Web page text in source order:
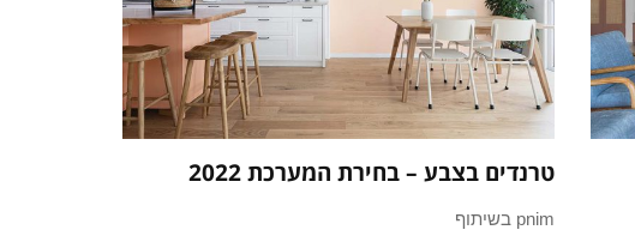
טרנדים בצבע – בחירת המערכת 2022
pnim בשיתוף